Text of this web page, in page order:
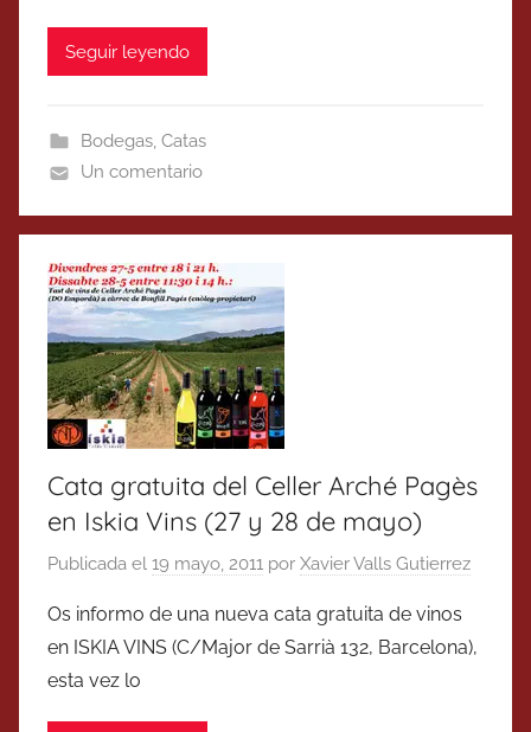
Seguir leyendo
Bodegas, Catas
Un comentario
Cata gratuita del Celler Arché Pagès
en Iskia Vins (27 y 28 de mayo)
Publicada el 19 mayo, 2011 por Xavier Valls Gutierrez
Os informo de una nueva cata gratuita de vinos
en ISKIA VINS (C/Major de Sarrià 132, Barcelona),
esta vez lo